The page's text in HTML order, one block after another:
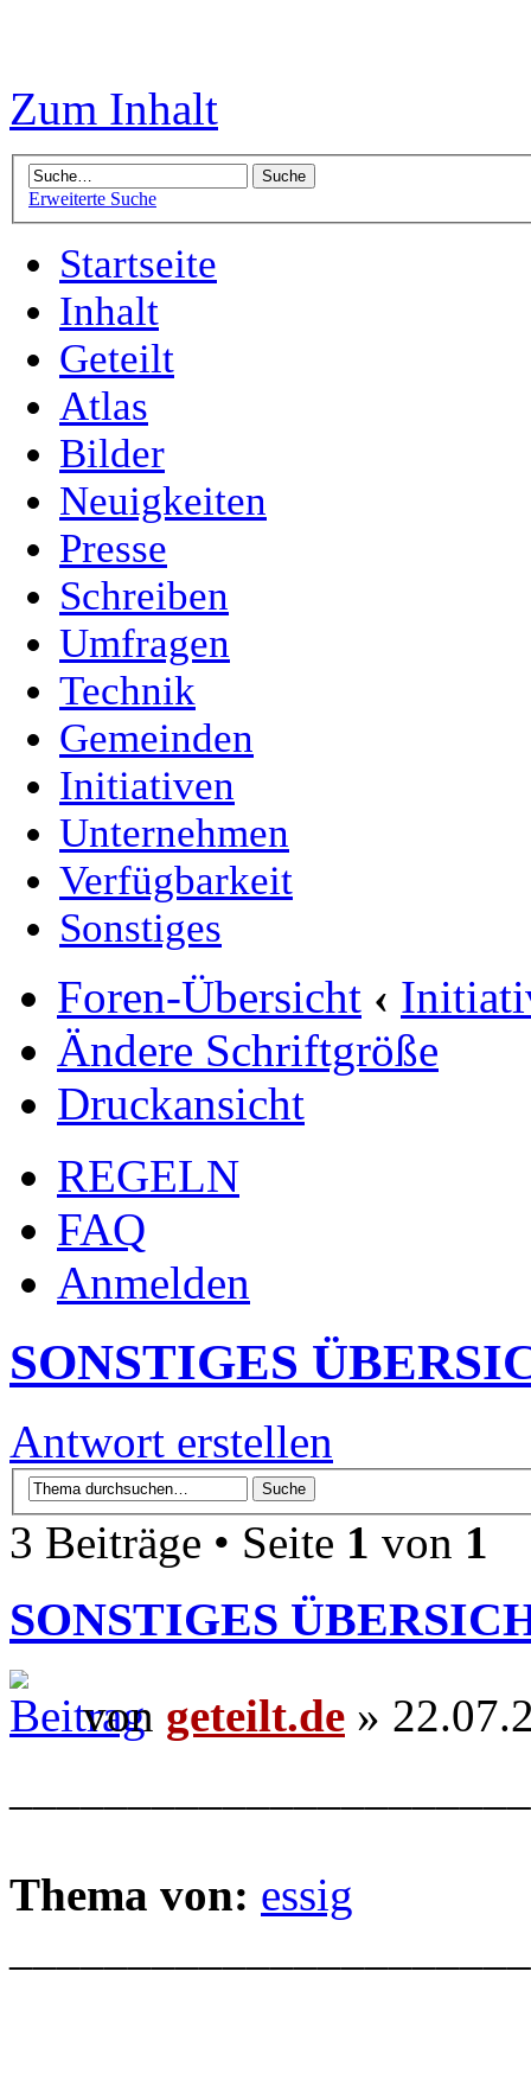
Zum Inhalt
Erweiterte Suche
Startseite
Inhalt
Geteilt
Atlas
Bilder
Neuigkeiten
Presse
Schreiben
Umfragen
Technik
Gemeinden
Initiativen
Unternehmen
Verfügbarkeit
Sonstiges
Foren-Übersicht ‹
Ändere Schriftgröße
Druckansicht
REGELN
FAQ
Anmelden
SONSTIGES
Antwort erstellen
3 Beiträge • Seite 1 von 1
SONSTIGES
von geteilt.de »
Thema von: essig